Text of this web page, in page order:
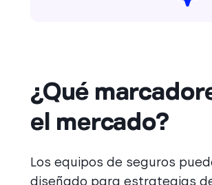
¿Qué
el mercado?
Los equipos de seguros
diseñado para estrategias